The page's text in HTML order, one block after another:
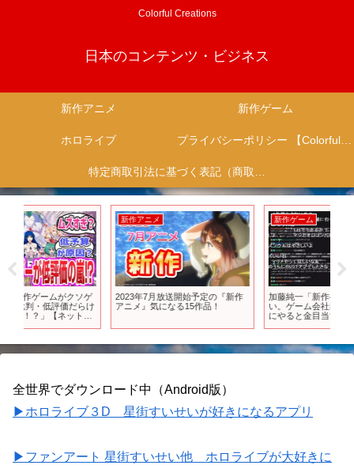
Colorful Creations
日本のコンテンツ・ビジネス
新作アニメ 新作ゲーム
ホロライブ プライバシーポリシー 【Colorful Creation】
特定商取引法に基づく表記（商取引に関する開示）
新作アニメ
2023年7月放送開始予定の『新作
アニメ』気になる15作品！
新作ゲーム
加藤純一「新作ゲームはやらな
い。ゲーム会社に失礼。俺がすぐ
にやると金目当てになっちゃ
全世界でダウンロード中（Android版）
▶ホロライブ３D 星街すいせいが好きになるアプリ
▶ファンアート 星街すいせい他 ホロライブが大好きに